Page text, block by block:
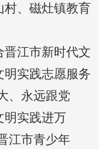
村、磁灶镇教育
江市新时代文
明实践志愿服务
、永远跟党
实践进万
江市青少年